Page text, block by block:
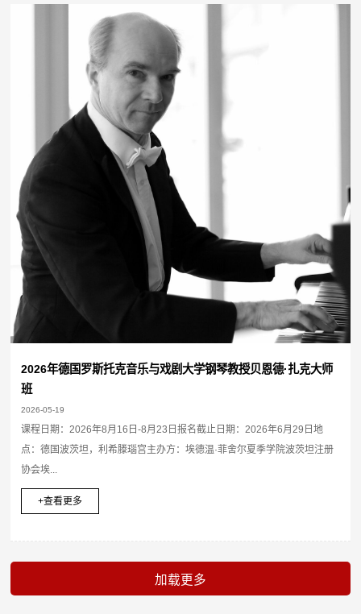
2026年德国罗斯托克音乐与戏剧大学钢琴教授贝恩德·扎克大师
班
2026-05-19
课程日期：2026年8月16日-8月23日报名截止日期：2026年6月29日地
点：德国波茨坦，利希滕瑙宫主办方：埃德温·菲舍尔夏季学院波茨坦注册
协会埃...
+查看更多